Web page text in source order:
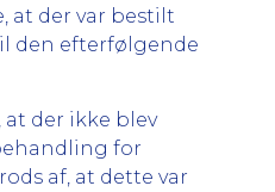
at der var bestilt
den efterfølgende
der ikke blev
for
af, at dette var